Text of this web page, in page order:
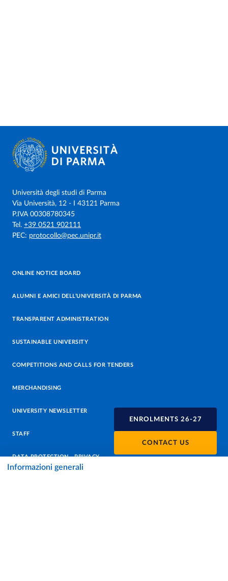
ENROLMENTS 26-27
CONTACT US
Informazioni generali
Università degli studi di Parma
Via Università, 12 - I 43121 Parma
P.IVA 00308780345
Tel. +39 0521 902111
PEC: protocollo@pec.unipr.it
ONLINE NOTICE BOARD
ALUMNI E AMICI DELL’UNIVERSITÀ DI PARMA
TRANSPARENT ADMINISTRATION
SUSTAINABLE UNIVERSITY
COMPETITIONS AND CALLS FOR TENDERS
MERCHANDISING
UNIVERSITY NEWSLETTER
STAFF
DATA PROTECTION - PRIVACY